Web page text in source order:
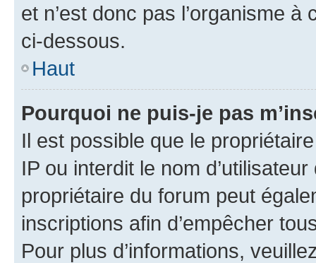
et n’est donc pas l’organisme
ci-dessous.
Haut
Pourquoi ne puis-je pas
Il est possible que le
IP ou interdit le nom
propriétaire du forum peut
inscriptions afin d’empêcher
Pour plus d’informations,